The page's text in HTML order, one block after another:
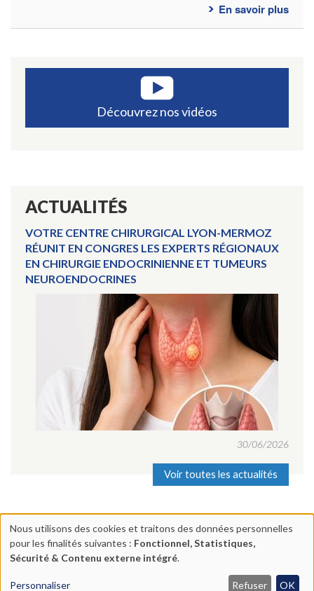
En savoir plussur
Découvrez nos vidéos
ACTUALITÉS
VOTRE CENTRE CHIRURGICAL LYON-MERMOZ
RÉUNIT EN CONGRES LES EXPERTS RÉGIONAUX
EN CHIRURGIE ENDOCRINIENNE ET TUMEURS
NEUROENDOCRINES
30/06/2026
Voir toutes les actualités
Centre Chirurgical Lyon Mermoz | 17 rue Nieuport 69008 Lyon |
04 78 74 71 63
Mentions légales
Plan du site | Réalisation :Ascomedia
Utilisation
des
Nous utilisons des cookies et traitons des données personnelles
pour les finalités suivantes : Fonctionnel, Statistiques,
Sécurité & Contenu externe intégré.
Personnaliser Refuser OK